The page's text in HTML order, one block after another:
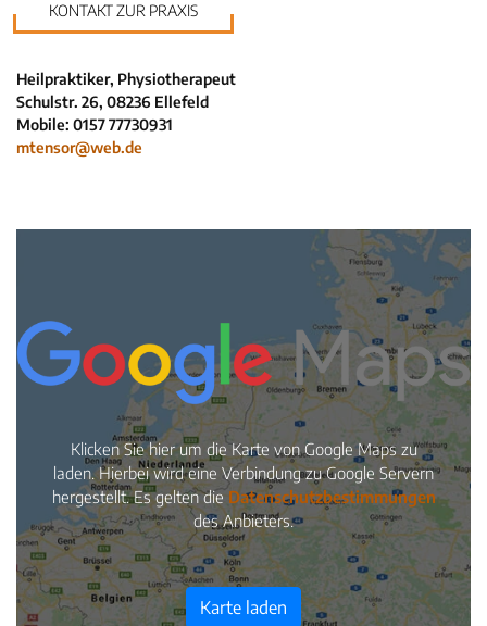
KONTAKT ZUR PRAXIS
Heilpraktiker, Physiotherapeut
Schulstr. 26, 08236 Ellefeld
Mobile: 0157 77730931
mtensor@web.de
Klicken Sie hier um die Karte von Google Maps zu
laden. Hierbei wird eine Verbindung zu Google Servern
hergestellt. Es gelten die Datenschutzbestimmungen
des Anbieters.
Karte laden
Krankenkassen
Kleinanzeigen
Veranstaltungen
Inhaltsseiten